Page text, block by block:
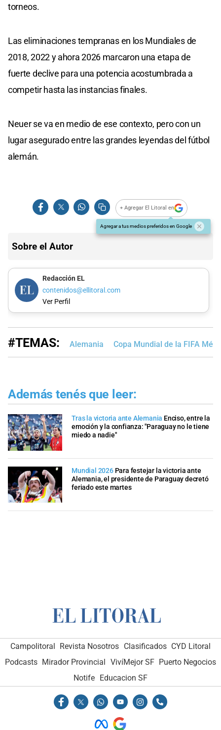
torneos.
Las eliminaciones tempranas en los Mundiales de
2018, 2022 y ahora 2026 marcaron una etapa de
fuerte declive para una potencia acostumbrada a
competir hasta las instancias finales.
Neuer se va en medio de ese contexto, pero con un
lugar asegurado entre las grandes leyendas del fútbol
alemán.
+ Agregar El Litoral en
Agregar a tus medios preferidos en Google
Sobre el Autor
Redacción EL
contenidos@ellitoral.com
Ver Perfil
#TEMAS: Alemania Copa Mundial de la FIFA
Además tenés que leer:
Tras la victoria ante Alemania Enciso, entre la
emoción y la confianza: "Paraguay no le tiene
miedo a nadie"
Mundial 2026 Para festejar la victoria ante
Alemania, el presidente de Paraguay decretó
feriado este martes
Campolitoral Revista Nosotros Clasificados CYD Litoral
Podcasts Mirador Provincial VivíMejor SF Puerto Negocios
Notife Educacion SF